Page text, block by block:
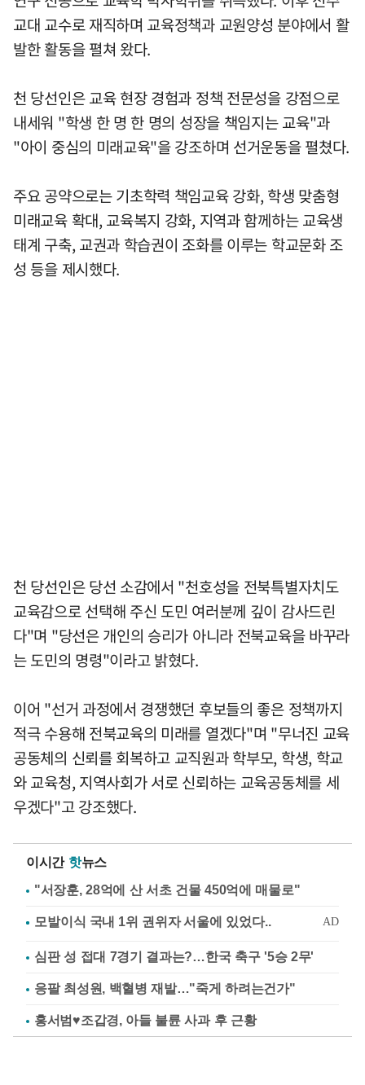
교대 교수로 재직하며 교육정책과 교원양성 분야에서 활
발한 활동을 펼쳐 왔다.
천 당선인은 교육 현장 경험과 정책 전문성을 강점으로
내세워 "학생 한 명 한 명의 성장을 책임지는 교육"과
"아이 중심의 미래교육"을 강조하며 선거운동을 펼쳤다.
주요 공약으로는 기초학력 책임교육 강화, 학생 맞춤형
미래교육 확대, 교육복지 강화, 지역과 함께하는 교육생
태계 구축, 교권과 학습권이 조화를 이루는 학교문화 조
성 등을 제시했다.
천 당선인은 당선 소감에서 "천호성을 전북특별자치도
교육감으로 선택해 주신 도민 여러분께 깊이 감사드린
다"며 "당선은 개인의 승리가 아니라 전북교육을 바꾸라
는 도민의 명령"이라고 밝혔다.
이어 "선거 과정에서 경쟁했던 후보들의 좋은 정책까지
적극 수용해 전북교육의 미래를 열겠다"며 "무너진 교육
공동체의 신뢰를 회복하고 교직원과 학부모, 학생, 학교
와 교육청, 지역사회가 서로 신뢰하는 교육공동체를 세
우겠다"고 강조했다.
이시간 핫뉴스
"서장훈, 28억에 산 서초 건물 450억에 매물로"
심판 성 접대 7경기 결과는?…한국 축구 '5승 2무'
응팔 최성원, 백혈병 재발…"죽게 하려는건가"
홍서범♥조갑경, 아들 불륜 사과 후 근황